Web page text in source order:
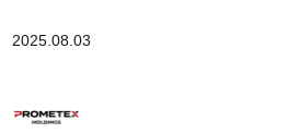
2025.08.03